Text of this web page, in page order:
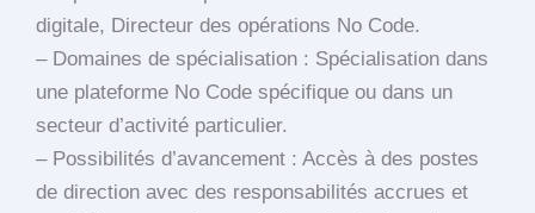
digitale, Directeur des opérations No Code.
– Domaines de spécialisation : Spécialisation dans
une plateforme No Code spécifique ou dans un
secteur d’activité particulier.
– Possibilités d’avancement : Accès à des postes
de direction avec des responsabilités accrues et